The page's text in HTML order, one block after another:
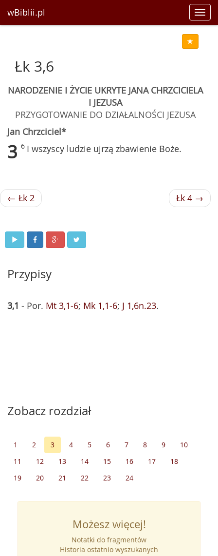
wBiblii.pl
Łk 3,6
NARODZENIE I ŻYCIE UKRYTE JANA CHRZCICIELA
I JEZUSA
PRZYGOTOWANIE DO DZIAŁALNOŚCI JEZUSA
Jan Chrzciciel*
3 6 I wszyscy ludzie ujrzą zbawienie Boże.
← Łk 2 Łk 4 →
Przypisy
3,1 - Por. Mt 3,1-6; Mk 1,1-6; J 1,6n.23.
Zobacz rozdział
1 2 3 4 5 6 7 8 9
10
11
12 13 14 15 16 17
18
19
20 21 22 23 24
Możesz więcej!
Notatki do fragmentów
Historia ostatnio wyszukanych